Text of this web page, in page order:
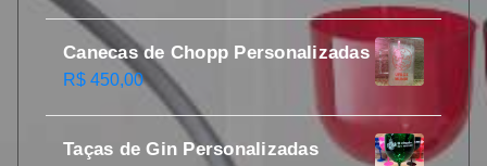
5.00de 5
Canecas de Chopp Personalizadas
R$ 450,00
Taças de Gin Personalizadas